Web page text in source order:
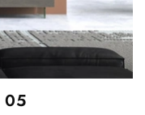
05